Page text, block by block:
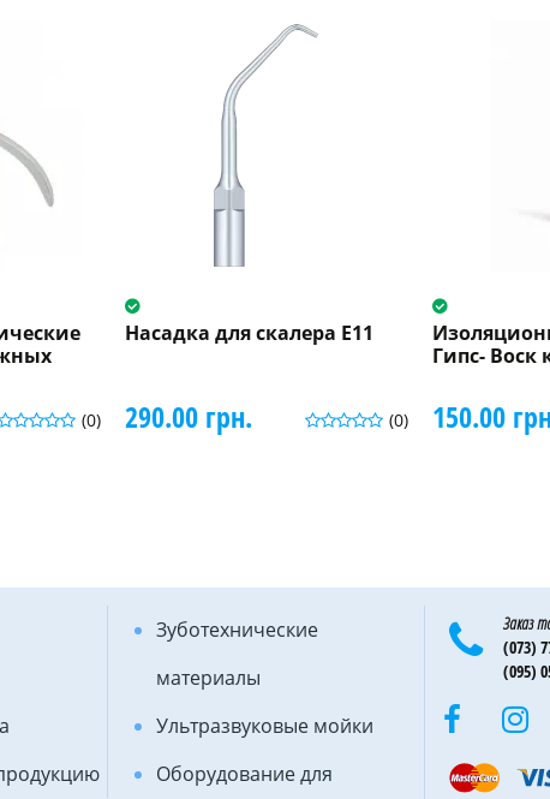
(0)
Насадка для скалера E11
(0)
290.00 грн.
Гипс- Воск
150.00
Зуботехнические
материалы
Ультразвуковые мойки
Оборудование для
Заказ
(073)
(095)